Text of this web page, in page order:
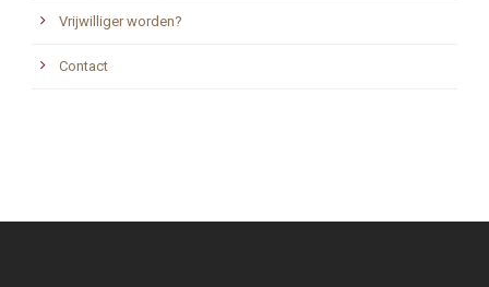
Vrijwilliger worden?
Contact